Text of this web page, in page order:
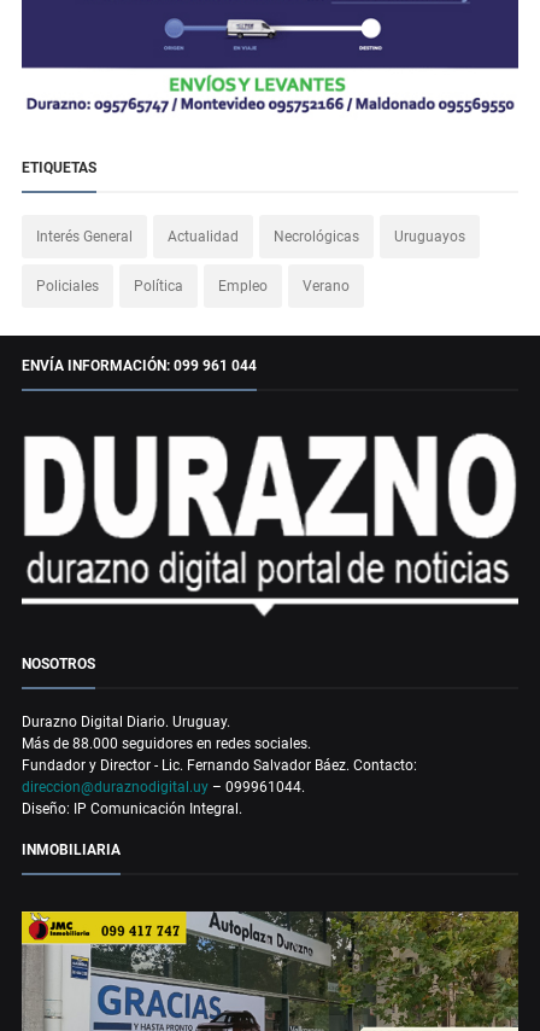
ETIQUETAS
Interés General Actualidad Necrológicas Uruguayos
Policiales Política Empleo Verano
ENVÍA INFORMACIÓN: 099 961 044
NOSOTROS
Durazno Digital Diario. Uruguay.
Más de 88.000 seguidores en redes sociales.
Fundador y Director - Lic. Fernando Salvador Báez. Contacto:
direccion@duraznodigital.uy – 099961044.
Diseño: IP Comunicación Integral.
INMOBILIARIA